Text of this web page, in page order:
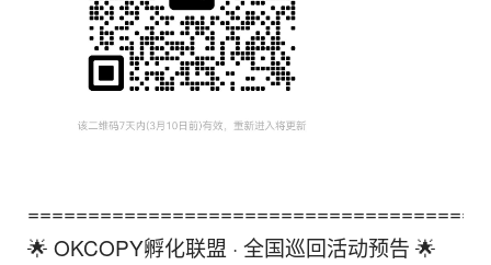
🌟 OKCOPY孵化联盟 · 全国巡回活动预告 🌟